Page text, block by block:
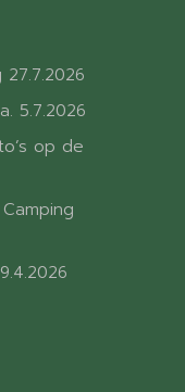
27.7.2026
5.7.2026
op de